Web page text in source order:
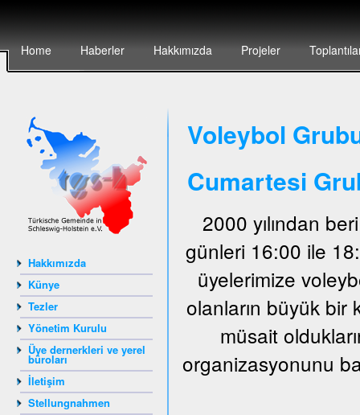
Home Haberler Hakkımızda Projeler
Hakkımızda
Künye
Tezler
Yönetim Kurulu
Üye dernerkleri ve yerel
büroları
İletişim
Stellungnahmen
Voleybol
Cumartesi
2000 yılından
günleri 16:00 ile
üyelerimize
olanların büyük bir
müsait
organizasyonunu